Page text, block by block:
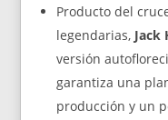
Producto del
legendarias, Jack
versión
garantiza una
producción y un